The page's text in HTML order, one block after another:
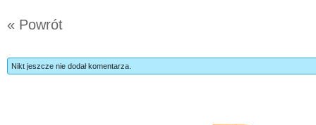
« Powrót
Nikt jeszcze nie dodał komentarza.